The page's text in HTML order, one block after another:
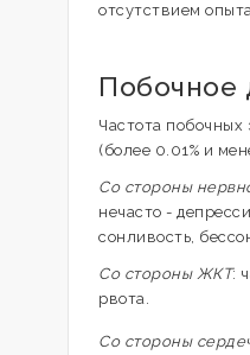
отсутствием
Побочное
Частота побочных
(более 0.01% и
Со стороны
нечасто -
сонливость,
Со стороны ЖКТ:
рвота.
Со стороны